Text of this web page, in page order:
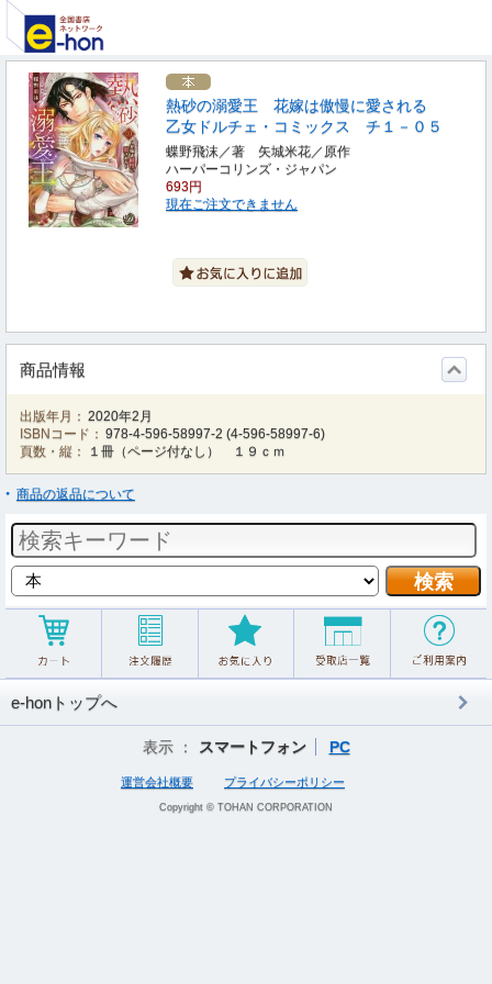
熱砂の溺愛王 花嫁は傲慢に愛される
乙女ドルチェ・コミックス チ１－０５
蝶野飛沫／著 矢城米花／原作
ハーパーコリンズ・ジャパン
693円
現在ご注文できません
商品情報
出版年月： 2020年2月
ISBNコード： 978-4-596-58997-2 (4-596-58997-6)
頁数・縦：
１冊（ページ付なし） １９ｃｍ
商品の返品について
e-honトップへ
表示 ： スマートフォン PC
運営会社概要 プライバシーポリシー
Copyright © TOHAN CORPORATION